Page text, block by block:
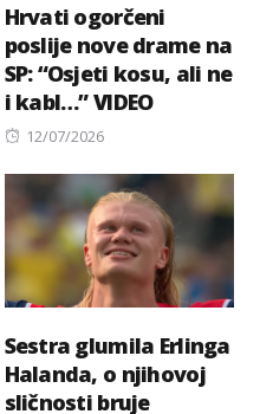
Hrvati ogorčeni
poslije nove drame na
SP: “Osjeti kosu, ali ne
i kabl…” VIDEO
Posted
12/07/2026
Sestra glumila Erlinga
Halanda, o njihovoj
sličnosti bruje